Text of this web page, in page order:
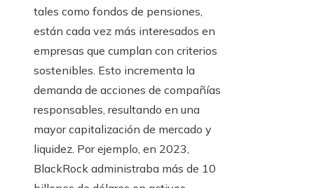
tales como fondos de pensiones,
están cada vez más interesados en
empresas que cumplan con criterios
sostenibles. Esto incrementa la
demanda de acciones de compañías
responsables, resultando en una
mayor capitalización de mercado y
liquidez. Por ejemplo, en 2023,
BlackRock administraba más de 10